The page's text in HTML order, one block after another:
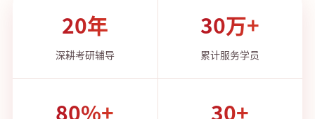
20年
深耕考研辅导
30万+
累计服务学员
80%+ 30+